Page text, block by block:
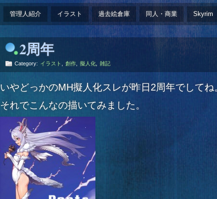
管理人紹介 イラスト 過去絵倉庫 同人・商業 Skyrim
2周年
Category: イラスト 創作 擬人化 雑記
いやどっかのMH擬人化スレが昨日2周年でしてね
それでこんなの描いてみました。